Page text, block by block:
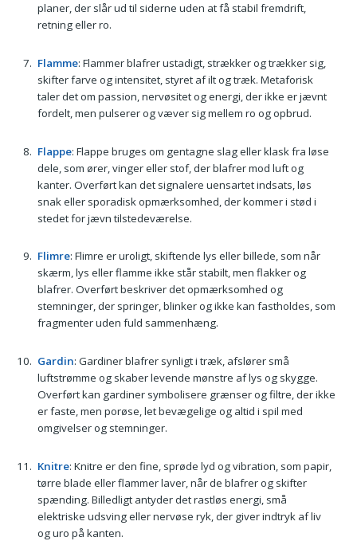
planer, der slår ud til siderne uden at få stabil fremdrift,
retning eller ro.
Flamme: Flammer blafrer ustadigt, strækker og trækker sig,
skifter farve og intensitet, styret af ilt og træk. Metaforisk
taler det om passion, nervøsitet og energi, der ikke er jævnt
fordelt, men pulserer og væver sig mellem ro og opbrud.
Flappe: Flappe bruges om gentagne slag eller klask fra løse
dele, som ører, vinger eller stof, der blafrer mod luft og
kanter. Overført kan det signalere uensartet indsats, løs
snak eller sporadisk opmærksomhed, der kommer i stød i
stedet for jævn tilstedeværelse.
Flimre: Flimre er uroligt, skiftende lys eller billede, som når
skærm, lys eller flamme ikke står stabilt, men flakker og
blafrer. Overført beskriver det opmærksomhed og
stemninger, der springer, blinker og ikke kan fastholdes, som
fragmenter uden fuld sammenhæng.
Gardin: Gardiner blafrer synligt i træk, afslører små
luftstrømme og skaber levende mønstre af lys og skygge.
Overført kan gardiner symbolisere grænser og filtre, der ikke
er faste, men porøse, let bevægelige og altid i spil med
omgivelser og stemninger.
Knitre: Knitre er den fine, sprøde lyd og vibration, som papir,
tørre blade eller flammer laver, når de blafrer og skifter
spænding. Billedligt antyder det rastløs energi, små
elektriske udsving eller nervøse ryk, der giver indtryk af liv
og uro på kanten.